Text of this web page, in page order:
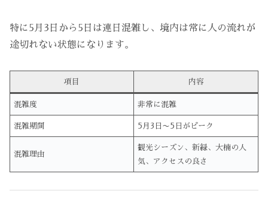
特に5月3日から5日は連日混雑し、境内は常に人の流れが
途切れない状態になります。
項目 内容
混雑度 非常に混雑
混雑期間 5月3日〜5日がピーク
混雑理由
観光シーズン、新緑、大楠の人
気、アクセスの良さ